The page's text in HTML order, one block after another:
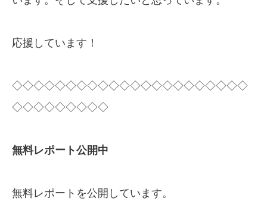
応援しています！
◇◇◇◇◇◇◇◇◇◇◇◇◇◇◇◇◇◇◇◇◇◇
◇◇◇◇◇◇◇◇◇
無料レポート公開中
無料レポートを公開しています。